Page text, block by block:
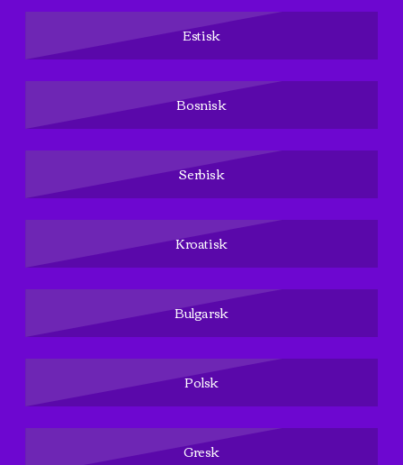
Estisk
Bosnisk
Serbisk
Kroatisk
Bulgarsk
Polsk
Gresk